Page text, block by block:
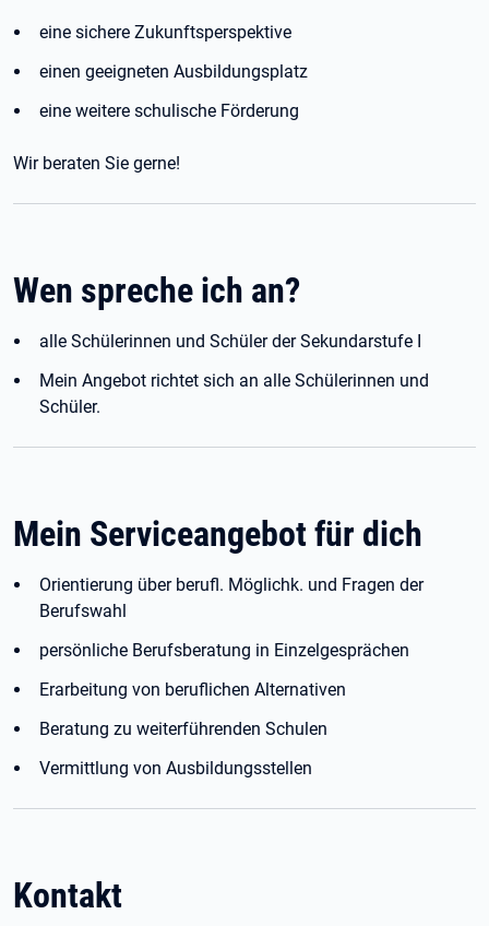
eine sichere Zukunftsperspektive
einen geeigneten Ausbildungsplatz
eine weitere schulische Förderung
Wir beraten Sie gerne!
Wen spreche ich an?
alle Schülerinnen und Schüler der Sekundarstufe I
Mein Angebot richtet sich an alle Schülerinnen und
Schüler.
Mein Serviceangebot für dich
Orientierung über berufl. Möglichk. und Fragen der
Berufswahl
persönliche Berufsberatung in Einzelgesprächen
Erarbeitung von beruflichen Alternativen
Beratung zu weiterführenden Schulen
Vermittlung von Ausbildungsstellen
Kontakt